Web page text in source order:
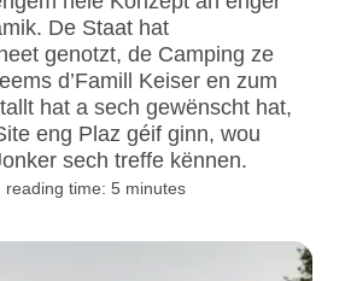
De Staat hat
genotzt, de Camping ze
d’Famill Keiser en zum
hat a sech gewënscht hat,
eng Plaz géif ginn, wou
sech treffe kënnen.
reading time: 5 minutes